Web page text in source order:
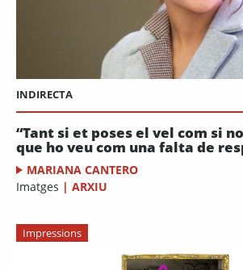
INDIRECTA
“Tant si et poses el vel com si
que ho veu com una falta de
MARIANA CANTERO
Imatges | ARXIU
Impressions